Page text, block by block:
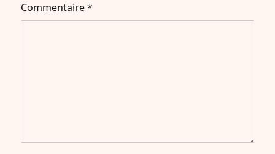
Commentaire*